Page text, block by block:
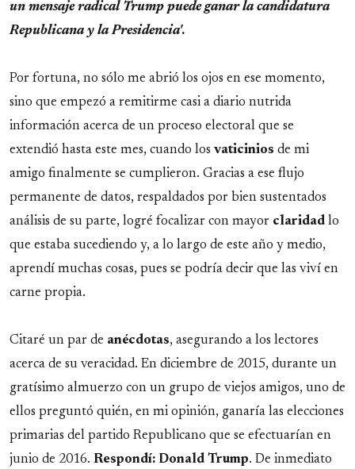
un mensaje radical Trump puede ganar la candidatura
Republicana y la Presidencia'.
Por fortuna, no sólo me abrió los ojos en ese momento,
sino que empezó a remitirme casi a diario nutrida
información acerca de un proceso electoral que se
extendió hasta este mes, cuando los vaticinios de mi
amigo finalmente se cumplieron. Gracias a ese flujo
permanente de datos, respaldados por bien sustentados
análisis de su parte, logré focalizar con mayor claridad lo
que estaba sucediendo y, a lo largo de este año y medio,
aprendí muchas cosas, pues se podría decir que las viví en
carne propia.
Citaré un par de anécdotas, asegurando a los lectores
acerca de su veracidad. En diciembre de 2015, durante un
gratísimo almuerzo con un grupo de viejos amigos, uno de
ellos preguntó quién, en mi opinión, ganaría las elecciones
primarias del partido Republicano que se efectuarían en
junio de 2016. Respondí: Donald Trump. De inmediato